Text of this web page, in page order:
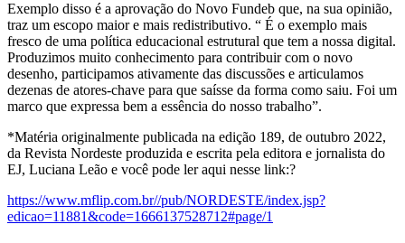
Exemplo disso é a aprovação do Novo Fundeb que, na sua opinião,
traz um escopo maior e mais redistributivo. “ É o exemplo mais
fresco de uma política educacional estrutural que tem a nossa digital.
Produzimos muito conhecimento para contribuir com o novo
desenho, participamos ativamente das discussões e articulamos
dezenas de atores-chave para que saísse da forma como saiu. Foi um
marco que expressa bem a essência do nosso trabalho”.
*Matéria originalmente publicada na edição 189, de outubro 2022,
da Revista Nordeste produzida e escrita pela editora e jornalista do
EJ, Luciana Leão e você pode ler aqui nesse link:?
https://www.mflip.com.br//pub/NORDESTE/index.jsp?
edicao=11881&code=1666137528712#page/1